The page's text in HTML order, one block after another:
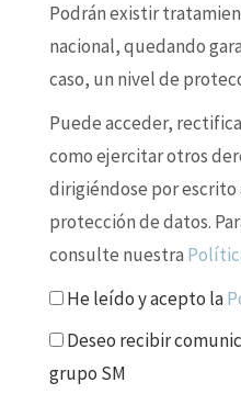
Podrán existir
nacional, quedando
caso, un nivel de
Puede acceder,
como ejercitar otros
dirigiéndose por
protección de datos.
consulte nuestra
He leído y acepto la
Deseo recibir
grupo SM